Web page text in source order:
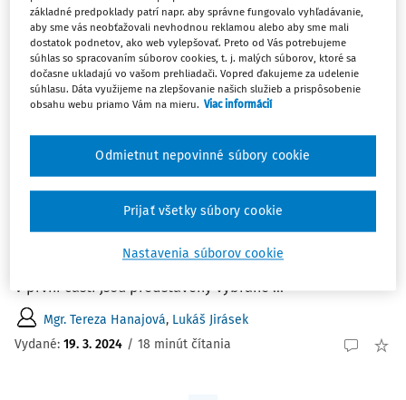
Počet vyhľadaných dokumentov:1
Zoradiť podľa:
Najnovšie Najstaršie
Mezinárodní mediační a negociační soutěže
jako významná součást kariérního růstu
Cílem tohoto textu je představit význam mezinárodních
mediačních a negociačních soutěží pro vlastní kariérní
rozvoj. Text je rozdělen do tří částí, přičemž každá
pojednává o soutěžích ze specifického úhlu pohledu.
V první části jsou představeny vybrané ...
Mgr. Tereza Hanajová, Lukáš Jirásek
Vydané: 19. 3. 2024 / 18 minút čítania
základné predpoklady patrí napr. aby správne fungovalo vyhľadávanie,
aby sme vás neobťažovali nevhodnou reklamou alebo aby sme mali
dostatok podnetov, ako web vylepšovať. Preto od Vás potrebujeme
súhlas so spracovaním súborov cookies, t. j. malých súborov, ktoré sa
dočasne ukladajú vo vašom prehliadači. Vopred ďakujeme za udelenie
súhlasu. Dáta využijeme na zlepšovanie našich služieb a prispôsobenie
obsahu webu priamo Vám na mieru. Viac informácií
Nastavenia súborov cookie
Odmietnut nepovinné súbory cookie
Prijať všetky súbory cookie